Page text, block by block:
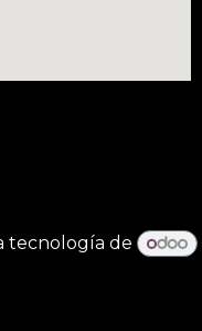
tecnología de